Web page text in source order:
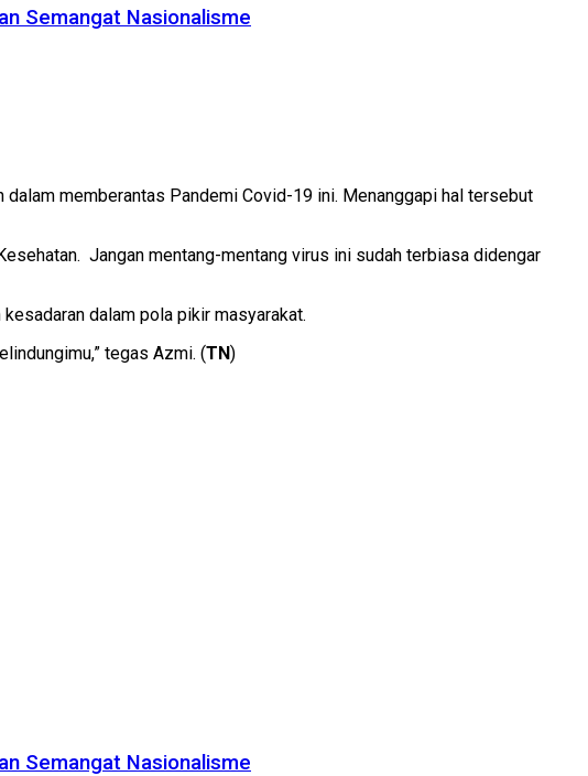
Semangat Nasionalisme
dalam memberantas Pandemi Covid-19 ini. Menanggapi hal tersebut
Jangan mentang-mentang virus ini sudah terbiasa didengar
dalam pola pikir masyarakat.
tegas Azmi. (TN)
Semangat Nasionalisme